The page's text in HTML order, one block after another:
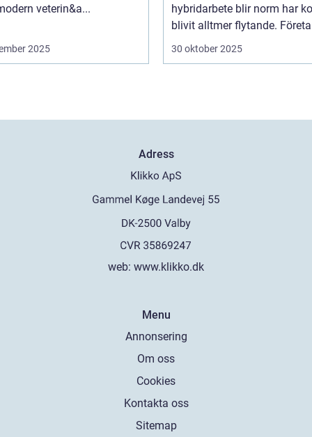
veterin&a...
2025
hybridarbete blir norm har
blivit alltmer flytande.
30 oktober 2025
Adress
web: www.klikko.dk
Menu
Annonsering
Om oss
Cookies
Kontakta oss
Sitemap